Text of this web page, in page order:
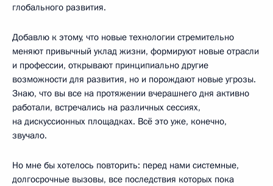
глобального развития.
Добавлю к этому, что новые технологии стремительно
меняют привычный уклад жизни, формируют новые отрасли
и профессии, открывают принципиально другие
возможности для развития, но и порождают новые угрозы.
Знаю, что вы все на протяжении вчерашнего дня активно
работали, встречались на различных сессиях,
на дискуссионных площадках. Всё это уже, конечно,
звучало.
Но мне бы хотелось повторить: перед нами системные,
долгосрочные вызовы, все последствия которых пока